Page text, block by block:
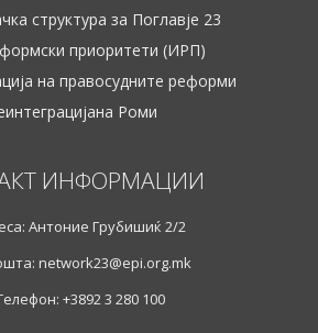
структура за Поглавје 23
приоритети (ИРП)
на правосудните реформи
Роми
ИНФОРМАЦИИ
Антоние Грубишиќ 2/2
network23@epi.org.mk
+3892 3 280 100